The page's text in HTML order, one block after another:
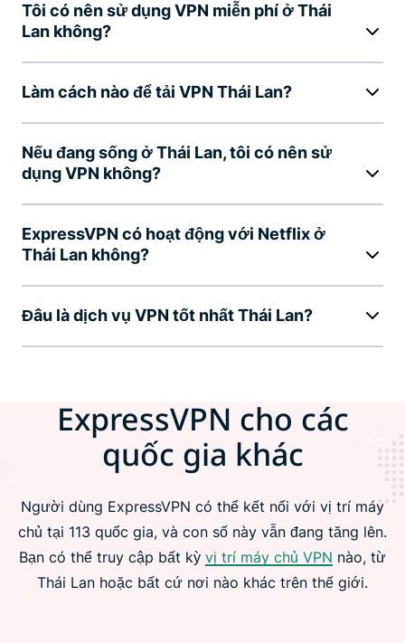
Tôi có nên sử dụng VPN miễn phí ở Thái
Lan không?
Làm cách nào để tải VPN Thái Lan?
Nếu đang sống ở Thái Lan, tôi có nên sử
dụng VPN không?
ExpressVPN có hoạt động với Netflix ở
Thái Lan không?
Đâu là dịch vụ VPN tốt nhất Thái Lan?
ExpressVPN cho các
quốc gia khác
Người dùng ExpressVPN có thể kết nối với vị trí máy
chủ tại 113 quốc gia, và con số này vẫn đang tăng lên.
Bạn có thể truy cập bất kỳ vị trí máy chủ VPN nào, từ
Thái Lan hoặc bất cứ nơi nào khác trên thế giới.